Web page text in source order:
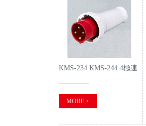
KMS-234 KMS-244 4極連
接器
MORE >